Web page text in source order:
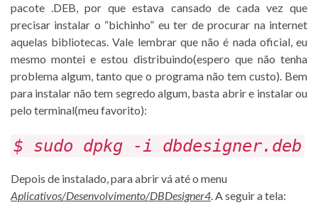
pacote .DEB, por que estava cansado de cada vez que
precisar instalar o “bichinho” eu ter de procurar na internet
aquelas bibliotecas. Vale lembrar que não é nada oficial, eu
mesmo montei e estou distribuindo(espero que não tenha
problema algum, tanto que o programa não tem custo). Bem
para instalar não tem segredo algum, basta abrir e instalar ou
pelo terminal(meu favorito):
$ sudo dpkg -i dbdesigner.deb
Depois de instalado, para abrir vá até o menu
Aplicativos/Desenvolvimento/DBDesigner4. A seguir a tela: